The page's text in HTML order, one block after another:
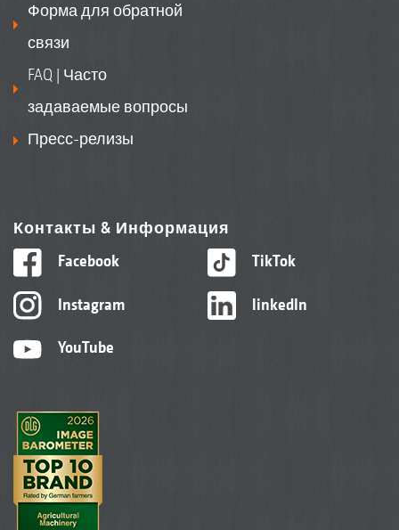
Форма для обратной
связи
FAQ | Часто
задаваемые вопросы
Пресс-релизы
Контакты & Информация
Facebook
Instagram
YouTube
TikTok
linkedIn